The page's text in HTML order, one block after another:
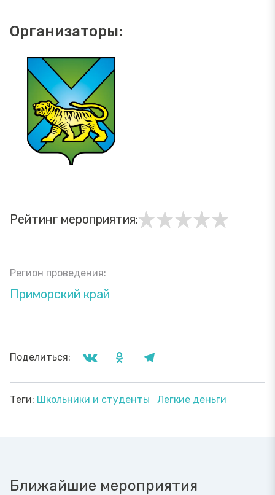
Организаторы:
Рейтинг мероприятия:
Регион проведения:
Приморский край
Поделиться:
Теги: Школьники и студенты Легкие деньги
Ближайшие мероприятия